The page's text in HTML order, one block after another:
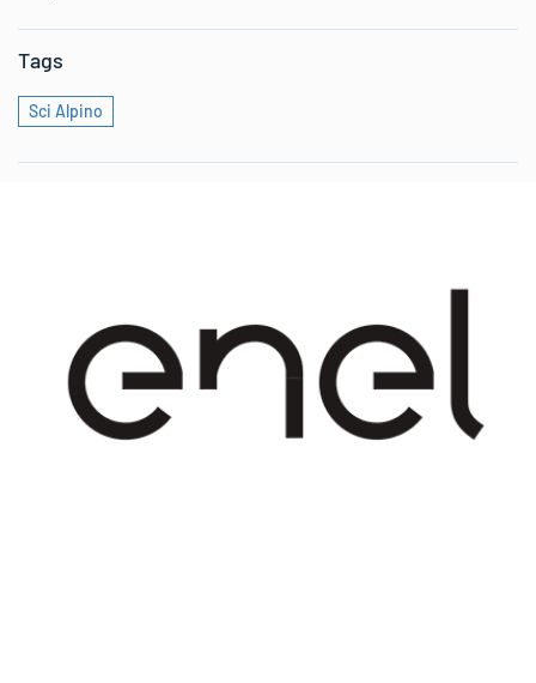
Tags
Sci Alpino